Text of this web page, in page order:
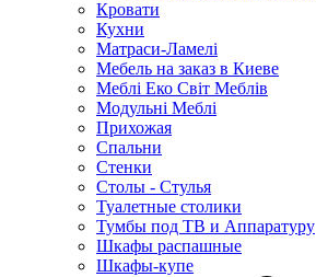
Кровати
Кухни
Матраси-Ламелі
Мебель на заказ в Киеве
Меблі Еко Світ Меблів
Модульні Меблі
Прихожая
Спальни
Стенки
Столы - Стулья
Туалетные столики
Тумбы под ТВ и Аппаратуру
Шкафы распашные
Шкафы-купе